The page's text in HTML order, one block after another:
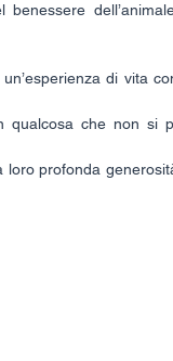
di vita
qualcosa che non si
loro profonda